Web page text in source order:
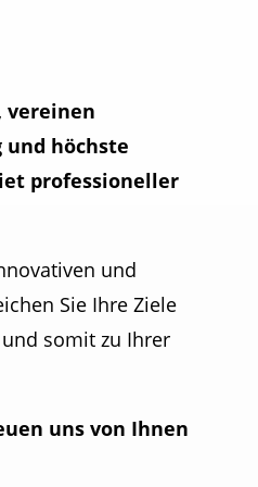
vereinen
höchste
professioneller
und
Sie Ihre Ziele
somit zu Ihrer
uns von Ihnen